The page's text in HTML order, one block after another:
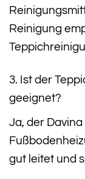
Reinigung
3. Ist der
geeignet?
Ja, der
gut leitet und